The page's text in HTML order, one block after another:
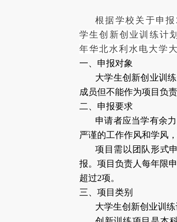
根据学校关于申
学生创新创业训练计
年华北水利水电大学
一、申报对象
大学生创新创业训
成员但不能作为项目负责
二、申报要求
申请者应当学有余
严谨的工作作风和学风
项目需以团队形式
报。项目负责人每年限
超过2项。
三、项目类别
大学生创新创业训